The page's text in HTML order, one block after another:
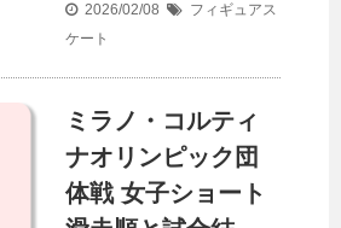
2026/02/08
フィギュアス
ケート
ミラノ・コルティ
ナオリンピック団
体戦 女子ショート